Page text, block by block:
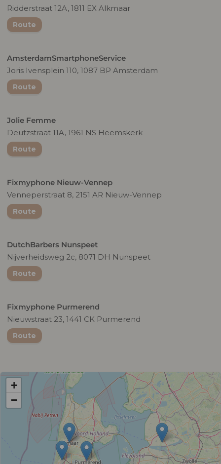
Ridderstraat 12A, 1811 EX Alkmaar
Route
AmsterdamSmartphoneService
Joris Ivensplein 110, 1087 BP Amsterdam
Route
Jolie Femme
Deutzstraat 11A, 1961 NS Heemskerk
Route
Fixmyphone Nieuw-Vennep
Venneperstraat 8, 2151 AR Nieuw-Vennep
Route
DutchBarbers Nunspeet
Nijverheidsweg 2c, 8071 DH Nunspeet
Route
Fixmyphone Purmerend
Nieuwstraat 23, 1441 CK Purmerend
Route
+
−